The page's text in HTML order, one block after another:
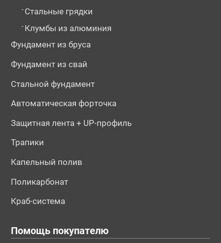
- Стальные грядки
- Клумбы из алюминия
Фундамент из бруса
Фундамент из свай
Стальной фундамент
Автоматическая форточка
Защитная лента + UP-профиль
Трапики
Капельный полив
Поликарбонат
Краб-система
Помощь покупателю